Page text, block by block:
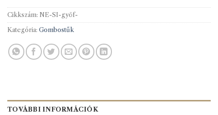
Cikkszám: NE-SI-gyöf-
Kategória: Gombostűk
TOVÁBBI INFORMÁCIÓK